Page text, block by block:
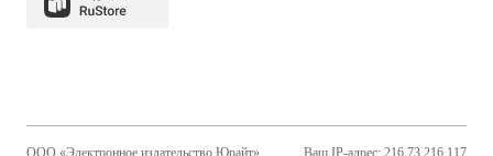
ООО «Электронное издательство Юрайт»
Ваш IP-адрес: 216.73.216.117